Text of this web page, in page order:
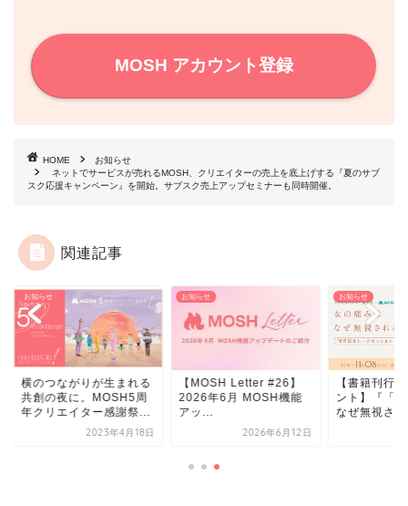
MOSH アカウント登録
HOME
お知らせ
ネットでサービスが売れるMOSH、クリエイターの売上を底上げする『夏のサブ
スク応援キャンペーン』を開始。サブスク売上アップセミナーも同時開催。
関連記事
つながりが生まれる
の夜に。MOSH5周
リエイター感謝祭...
2023年4月18日
お知らせ
【MOSH Letter #26】
2026年6月 MOSH機能
アッ...
2026年6月12日
【書籍刊行記念 無
ント】『「女の痛み
なぜ無視されるのか